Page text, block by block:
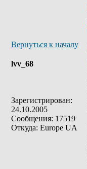
Вернуться к началу
lvv_68
Зарегистрирован:
24.10.2005
Сообщения: 17519
Откуда: Europe UA